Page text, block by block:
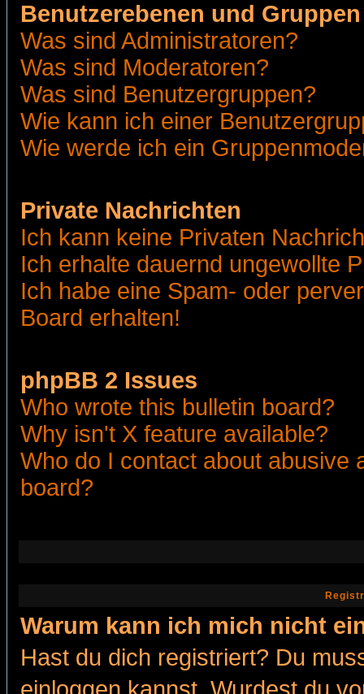
Benutzerebenen und Gruppen
Was sind Administratoren?
Was sind Moderatoren?
Was sind Benutzergruppen?
Wie kann ich einer
Wie werde ich ein
Private Nachrichten
Ich kann keine Privaten
Ich erhalte dauernd ungewollte
Ich habe eine Spam- oder
Board erhalten!
phpBB 2 Issues
Who wrote this bulletin board?
Why isn't X feature available?
Who do I contact about abusive
board?
Warum kann ich mich nicht
Hast du dich registriert? Du